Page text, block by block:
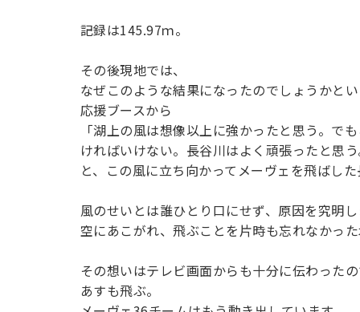
記録は145.97ｍ。
その後現地では、
なぜこのような結果になったのでしょうかと
応援ブースから
「湖上の風は想像以上に強かったと思う。で
ければいけない。長谷川はよく頑張ったと思
と、この風に立ち向かってメーヴェを飛ばし
風のせいとは誰ひとり口にせず、原因を究明
空にあこがれ、飛ぶことを片時も忘れなかっ
その想いはテレビ画面からも十分に伝わった
あすも飛ぶ。